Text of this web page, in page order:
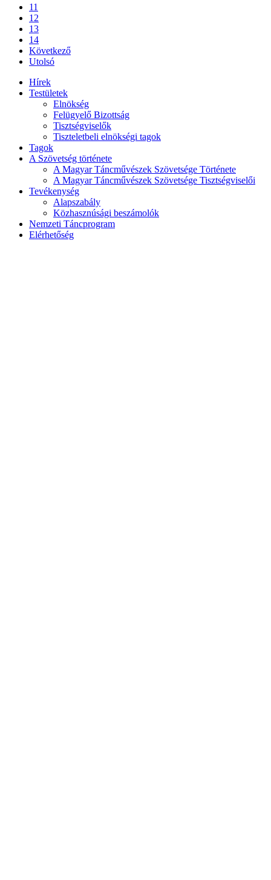
11
12
13
14
Következő
Utolsó
Hírek
Testületek
Elnökség
Felügyelő Bizottság
Tisztségviselők
Tiszteletbeli elnökségi tagok
Tagok
A Szövetség története
A Magyar Táncművészek Szövetsége Története
A Magyar Táncművészek Szövetsége Tisztségviselői
Tevékenység
Alapszabály
Közhasznúsági beszámolók
Nemzeti Táncprogram
Elérhetőség